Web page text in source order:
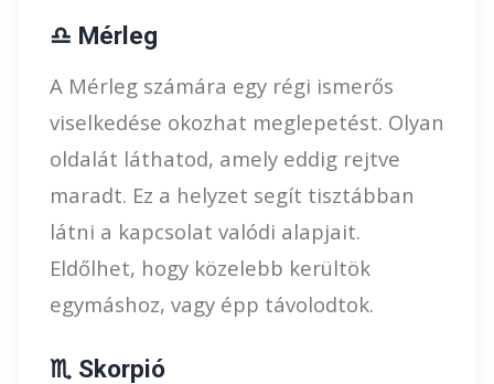
♎ Mérleg
A Mérleg számára egy régi ismerős
viselkedése okozhat meglepetést. Olyan
oldalát láthatod, amely eddig rejtve
maradt. Ez a helyzet segít tisztábban
látni a kapcsolat valódi alapjait.
Eldőlhet, hogy közelebb kerültök
egymáshoz, vagy épp távolodtok.
♏ Skorpió